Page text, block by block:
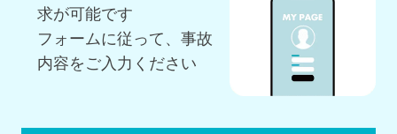
求が可能です
フォームに従って、事故
内容をご入力ください